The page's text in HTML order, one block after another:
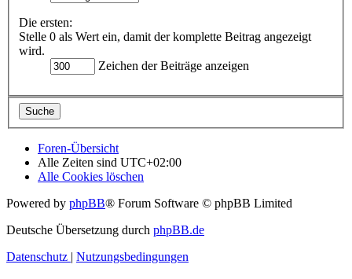
Die ersten:
Stelle 0 als Wert ein, damit der komplette Beitrag angezeigt
wird.
Zeichen der Beiträge anzeigen
Foren-Übersicht
Alle Zeiten sind UTC+02:00
Alle Cookies löschen
Powered by phpBB® Forum Software © phpBB Limited
Deutsche Übersetzung durch phpBB.de
Datenschutz | Nutzungsbedingungen